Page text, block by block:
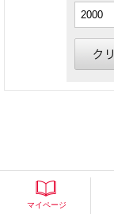
マイページ